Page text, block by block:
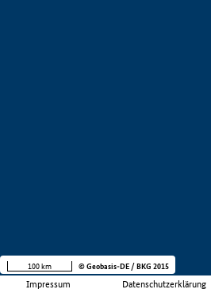
Impressum Datenschutzerklärung
100 km © Geobasis-DE / BKG 2015